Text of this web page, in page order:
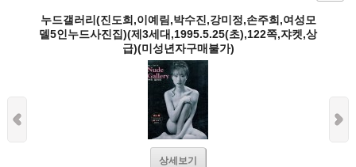
누드갤러리(진도희,이예림,박수진,강미정,손주희,여성모
델5인누드사진집)(제3세대,1995.5.25(초),122쪽,쟈켓,상
급)(미성년자구매불가)
상세보기